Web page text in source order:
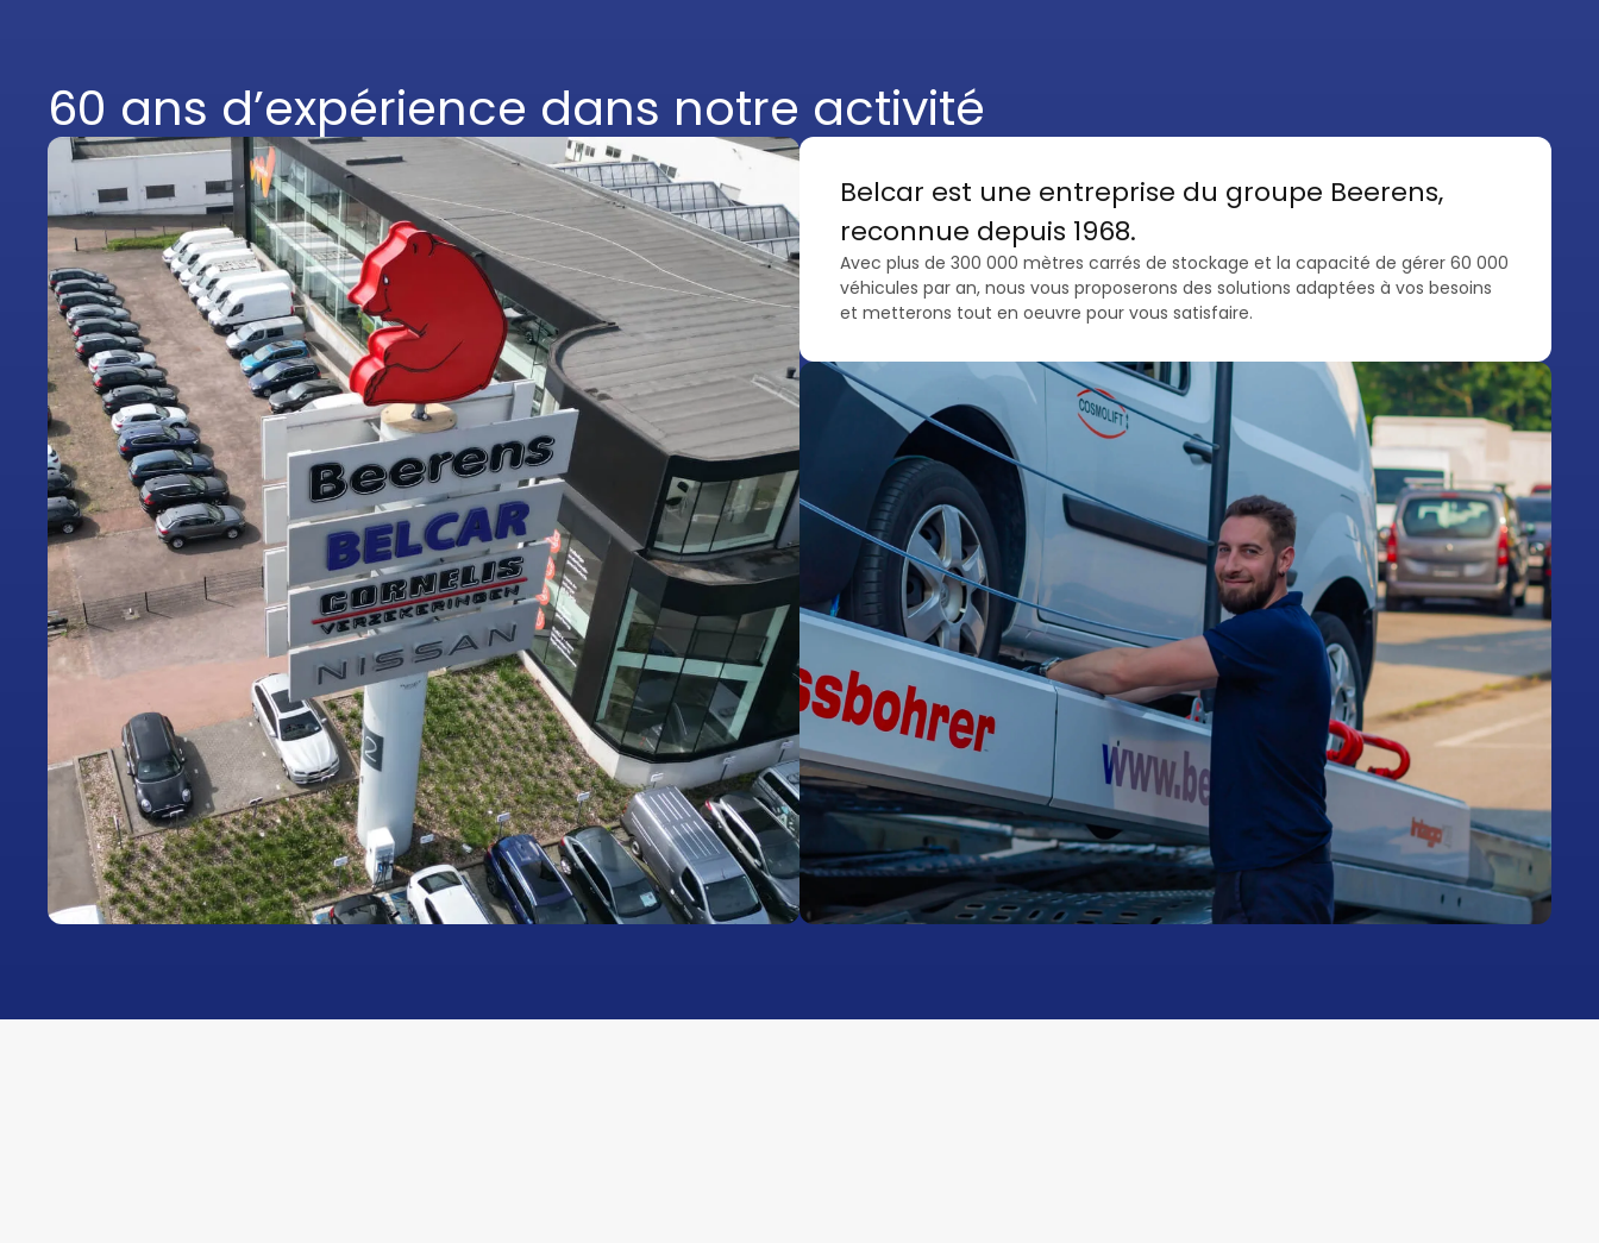
60 ans d’expérience dans notre activité
Belcar est une entreprise du groupe Beerens,
reconnue depuis 1968.
Avec plus de 300 000 mètres carrés de stockage et la capacité de gérer 60 000
véhicules par an, nous vous proposerons des solutions adaptées à vos besoins
et metterons tout en oeuvre pour vous satisfaire.